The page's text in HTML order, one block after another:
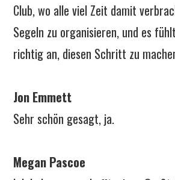
Club, wo alle viel Zeit damit
Segeln zu organisieren, und es
richtig an, diesen Schritt zu
Jon Emmett
Sehr schön gesagt, ja.
Megan Pascoe